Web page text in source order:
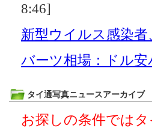
8:46]
新型ウイルス感染
バーツ相場：ドル
タイ通写真ニュースアーカイブ
お探しの条件では